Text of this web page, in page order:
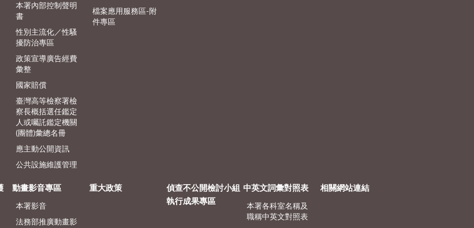
本署內部控制聲明
書
性別主流化／性騷
擾防治專區
政策宣導廣告經費
彙整
國家賠償
臺灣高等檢察署檢
察長概括選任鑑定
人或囑託鑑定機關
(團體)彙總名冊
應主動公開資訊
公共設施維護管理
檔案應用服務區-附
件專區
動畫影音專區
本署影音
法務部推廣動畫影
重大政策
偵查不公開檢討小組
執行成果專區
中英文詞彙對照表
本署各科室名稱及
職稱中英文對照表
相關網站連結